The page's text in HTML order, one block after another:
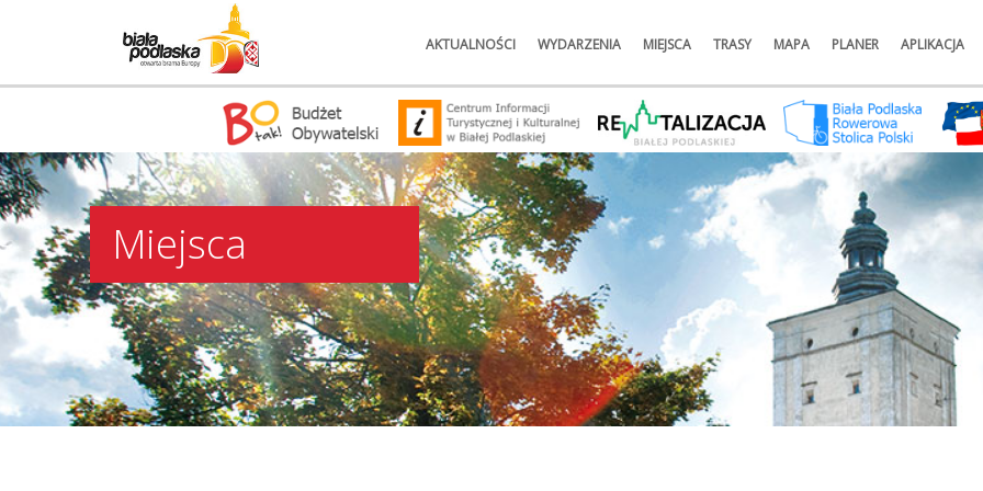
AKTUALNOŚCI WYDARZENIA MIEJSCA TRASY MAPA PLANER APLIKACJA
Miejsca